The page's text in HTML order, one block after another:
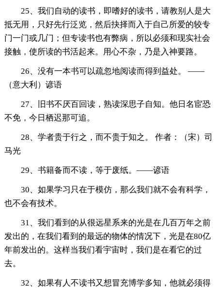
25、我们自动的读书，即嗜好的读书，请教别人是大
抵无用，只好先行泛览，然后抉择而入于自己所爱的较专
门一门或几门；但专读书也有弊病，所以必须和现实社会
接触，使所读的书活起来。用心不杂，乃是入神要路。
26、没有一本书可以疏忽地阅读而得到益处。 ——
（意大利）谚语
27、旧书不厌百回读，熟读深思子自知。他日名宦恐
不免，今日栖迟那可追。
28、学者贵于行之，而不贵于知之。 作者：（宋）司
马光
29、书籍备而不读，等于废纸。——谚语
30、如果学习只在于模仿，那么我们就不会有科学，
也不会有技术。
31、我们看到的从很远星系来的光是在几百万年之前
发出的，在我们看到的最远的物体的情况下，光是在80亿
年前发出的。这样当我们看宇宙时，我们是在看它的过
去。
32、如果有人不读书又想冒充博学多知，他就必须得